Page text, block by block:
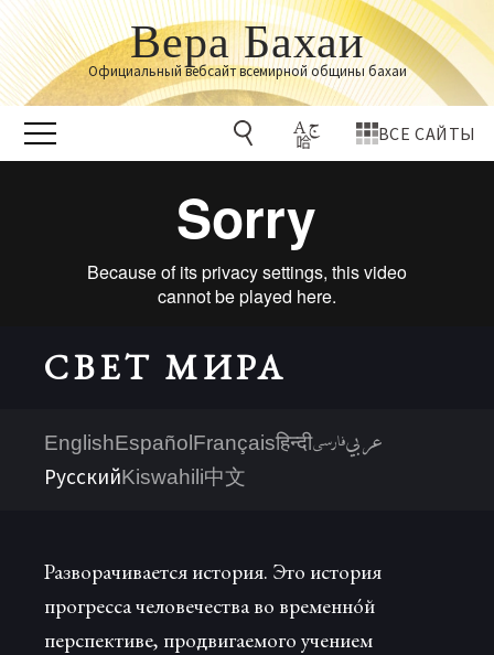
Вера Бахаи
Официальный вебсайт всемирной общины бахаи
ВСЕ САЙТЫ
СВЕТ МИРА
EnglishEspañol Françaisहिन्दीفارسیعربي
РусскийKiswahili中文
Разворачивается история. Это история
прогресса человечества во временнóй
перспективе, продвигаемого учением